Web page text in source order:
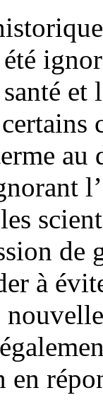
au
les
de
à